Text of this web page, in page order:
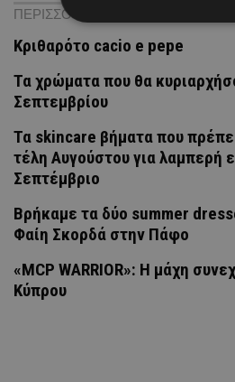
ΠΕΡΙΣΣΟΤΕΡΑ ΝΕΑ
Κριθαρότο cacio e pepe
Τα χρώματα που θα
Σεπτεμβρίου
Τα skincare βήματα που
τέλη Αυγούστου για λαμπερή
Σεπτέμβριο
Βρήκαμε τα δύο summer
Φαίη Σκορδά στην Πάφο
«MCP WARRIOR»: Η μάχη
Κύπρου